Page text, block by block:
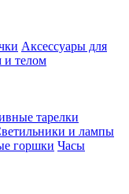
Аксессуары для
и телом
тарелки
и лампы
горшки Часы